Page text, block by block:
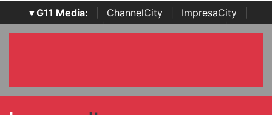
▾ G11 Media: ChannelCity ImpresaCity
SecurityOpenLab | Italian Channel Awards | Italian